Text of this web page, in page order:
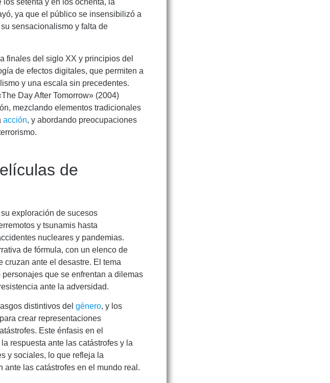
setenta y en los ochenta, la
ya que el público se insensibilizó a
sensacionalismo y falta de
finales del siglo XX y principios del
de efectos digitales, que permiten a
y una escala sin precedentes.
Day After Tomorrow» (2004)
mezclando elementos tradicionales
acción, y abordando preocupaciones
de
exploración de sucesos
y tsunamis hasta
nucleares y pandemias.
de fórmula, con un elenco de
cruzan ante el desastre. El tema
que se enfrentan a dilemas
ante la adversidad.
distintivos delgénero, y los
crear representaciones
Este énfasis en el
respuesta ante las catástrofes y la
y sociales, lo que refleja la
las catástrofes en el mundo real.